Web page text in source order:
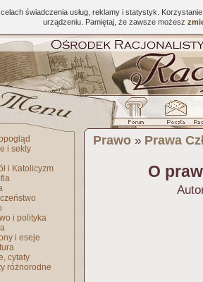
świadczenia usług, reklamy i statystyk.
urządzeniu. Pamiętaj, że zawsze możesz
i sekty
i Katolicyzm
i polityka
i eseje
cytaty
różnorodne
Prawo » Prawa
O